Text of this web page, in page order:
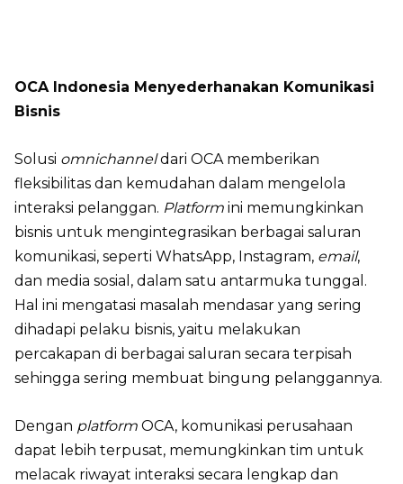
OCA Indonesia Menyederhanakan Komunikasi
Bisnis
Solusi omnichanneldari OCA memberikan
fleksibilitas dan kemudahan dalam mengelola
interaksi pelanggan. Platform ini memungkinkan
bisnis untuk mengintegrasikan berbagai saluran
komunikasi, seperti WhatsApp, Instagram, email,
dan media sosial, dalam satu antarmuka tunggal.
Hal ini mengatasi masalah mendasar yang sering
dihadapi pelaku bisnis, yaitu melakukan
percakapan di berbagai saluran secara terpisah
sehingga sering membuat bingung pelanggannya.
Dengan platform OCA, komunikasi perusahaan
dapat lebih terpusat, memungkinkan tim untuk
melacak riwayat interaksi secara lengkap dan